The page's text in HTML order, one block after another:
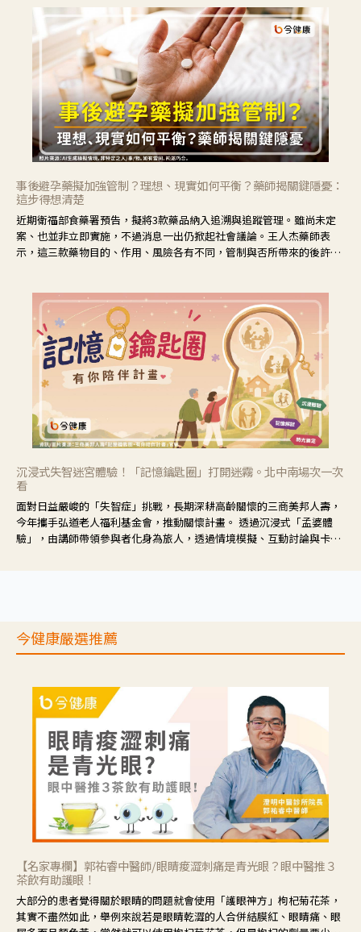
事後避孕藥擬加強管制？理想、現實如何平衡？藥師揭關鍵隱憂：
這步得想清楚
近期衛福部食藥署預告，擬將3款藥品納入追溯與追蹤管理。雖尚未定
案、也並非立即實施，不過消息一出仍掀起社會議論。王人杰藥師表
示，這三款藥物目的、作用、風險各有不同，管制與否所帶來的後許影
沉浸式失智迷宮體驗！「記憶鑰匙圈」打開迷霧。北中南場次一次
看
面對日益嚴峻的「失智症」挑戰，長期深耕高齡關懷的三商美邦人壽，
今年攜手弘道老人福利基金會，推動關懷計畫。 透過沉浸式「孟婆體
驗」，由講師帶領參與者化身為旅人，透過情境模擬、互動討論與卡牌
今健康嚴選推薦
【名家專欄】郭祐睿中醫師/眼睛痠澀刺痛是青光眼？眼中醫推３
茶飲有助護眼！
大部分的患者覺得關於眼睛的問題就會使用「護眼神方」枸杞菊花茶，
其實不盡然如此，舉例來說若是眼睛乾澀的人合併結膜紅、眼睛痛、眼